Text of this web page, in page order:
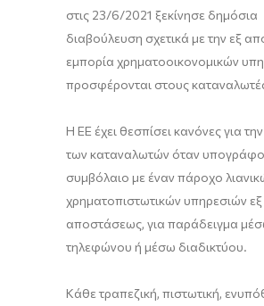
στις 23/6/2021 ξεκίνησε δημόσια
διαβούλευση σχετικά με την εξ
εμπορία χρηματοοικονομικών
προσφέρονται στους
Η ΕΕ έχει θεσπίσει κανόνες για
των καταναλωτών όταν
συμβόλαιο με έναν πάροχο
χρηματοπιστωτικών υπηρεσιών εξ
αποστάσεως, για παράδειγμα
τηλεφώνου ή μέσω διαδικτύου.
Κάθε τραπεζική, πιστωτική,